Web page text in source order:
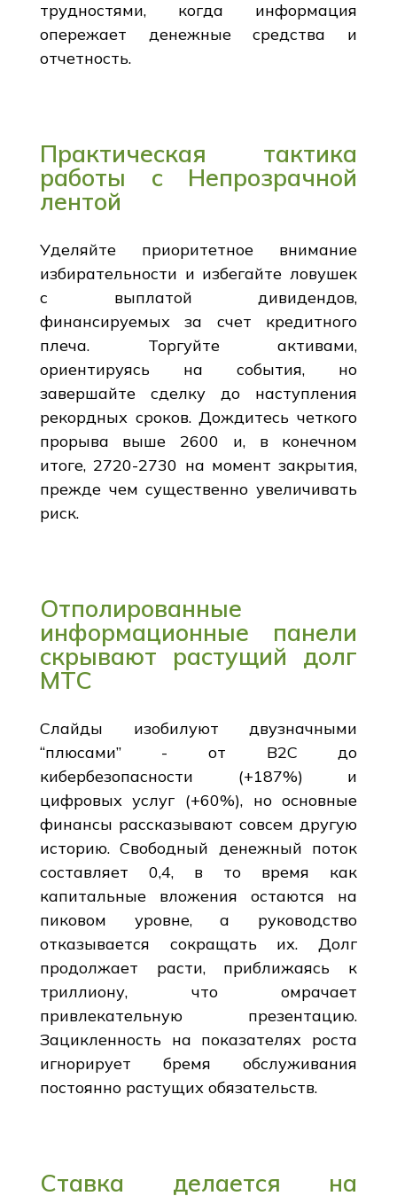
трудностями, когда информация
опережает денежные средства и
отчетность.
Практическая тактика
работы с Непрозрачной
лентой
Уделяйте приоритетное внимание
избирательности и избегайте ловушек
с выплатой дивидендов,
финансируемых за счет кредитного
плеча. Торгуйте активами,
ориентируясь на события, но
завершайте сделку до наступления
рекордных сроков. Дождитесь четкого
прорыва выше 2600 и, в конечном
итоге, 2720-2730 на момент закрытия,
прежде чем существенно увеличивать
риск.
Отполированные
информационные панели
скрывают растущий долг
МТС
Слайды изобилуют двузначными
“плюсами” - от B2C до
кибербезопасности (+187%) и
цифровых услуг (+60%), но основные
финансы рассказывают совсем другую
историю. Свободный денежный поток
составляет 0,4, в то время как
капитальные вложения остаются на
пиковом уровне, а руководство
отказывается сокращать их. Долг
продолжает расти, приближаясь к
триллиону, что омрачает
привлекательную презентацию.
Зацикленность на показателях роста
игнорирует бремя обслуживания
постоянно растущих обязательств.
Ставка делается на